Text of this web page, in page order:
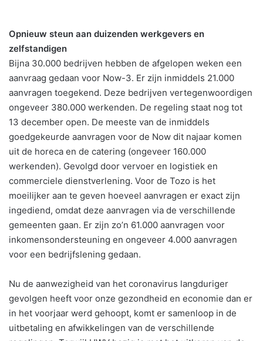
Opnieuw steun aan duizenden werkgevers en
zelfstandigen
Bijna 30.000 bedrijven hebben de afgelopen weken een
aanvraag gedaan voor Now-3. Er zijn inmiddels 21.000
aanvragen toegekend. Deze bedrijven vertegenwoordigen
ongeveer 380.000 werkenden. De regeling staat nog tot
13 december open. De meeste van de inmiddels
goedgekeurde aanvragen voor de Now dit najaar komen
uit de horeca en de catering (ongeveer 160.000
werkenden). Gevolgd door vervoer en logistiek en
commerciele dienstverlening. Voor de Tozo is het
moeilijker aan te geven hoeveel aanvragen er exact zijn
ingediend, omdat deze aanvragen via de verschillende
gemeenten gaan. Er zijn zo’n 61.000 aanvragen voor
inkomensondersteuning en ongeveer 4.000 aanvragen
voor een bedrijfslening gedaan.
Nu de aanwezigheid van het coronavirus langduriger
gevolgen heeft voor onze gezondheid en economie dan er
in het voorjaar werd gehoopt, komt er samenloop in de
uitbetaling en afwikkelingen van de verschillende